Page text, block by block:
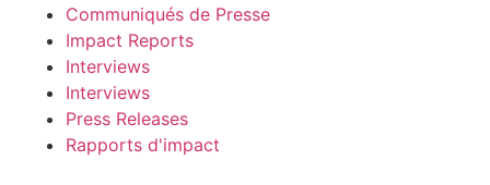
Communiqués de Presse
Impact Reports
Interviews
Interviews
Press Releases
Rapports d'impact